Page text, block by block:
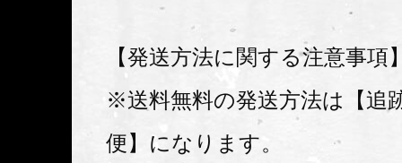
【発送方法に関する注意事項
※送料無料の発送方法は【追
便】になります。